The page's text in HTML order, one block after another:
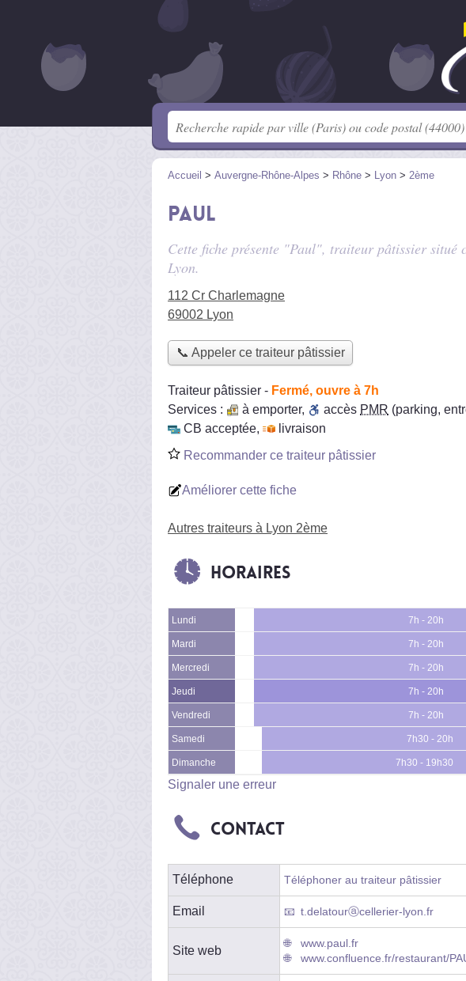
Accueil > Auvergne-Rhône-Alpes > Rhône > Lyon > 2ème
Paul
Cette fiche présente "Paul", traiteur pâtissier situé
Lyon.
112 Cr Charlemagne
69002 Lyon
📞 Appeler ce traiteur pâtissier
Traiteur pâtissier - Fermé, ouvre à 7h
Services :
à emporter, accès PMR (parking,
CB acceptée,
livraison
Recommander ce traiteur pâtissier
Améliorer cette fiche
Autres traiteurs à Lyon 2ème
Horaires
Lundi 7h - 20h
Mardi 7h - 20h
Mercredi 7h - 20h
Jeudi 7h - 20h
Vendredi 7h - 20h
Samedi 7h30 - 20h
Dimanche 7h30 - 19h30
Signaler une erreur
Contact
Téléphone Téléphoner au traiteur pâtissier
Email t.delatourⓐcellerier-lyon.fr
Site web
www.paul.fr
www.confluence.fr/restaurant/